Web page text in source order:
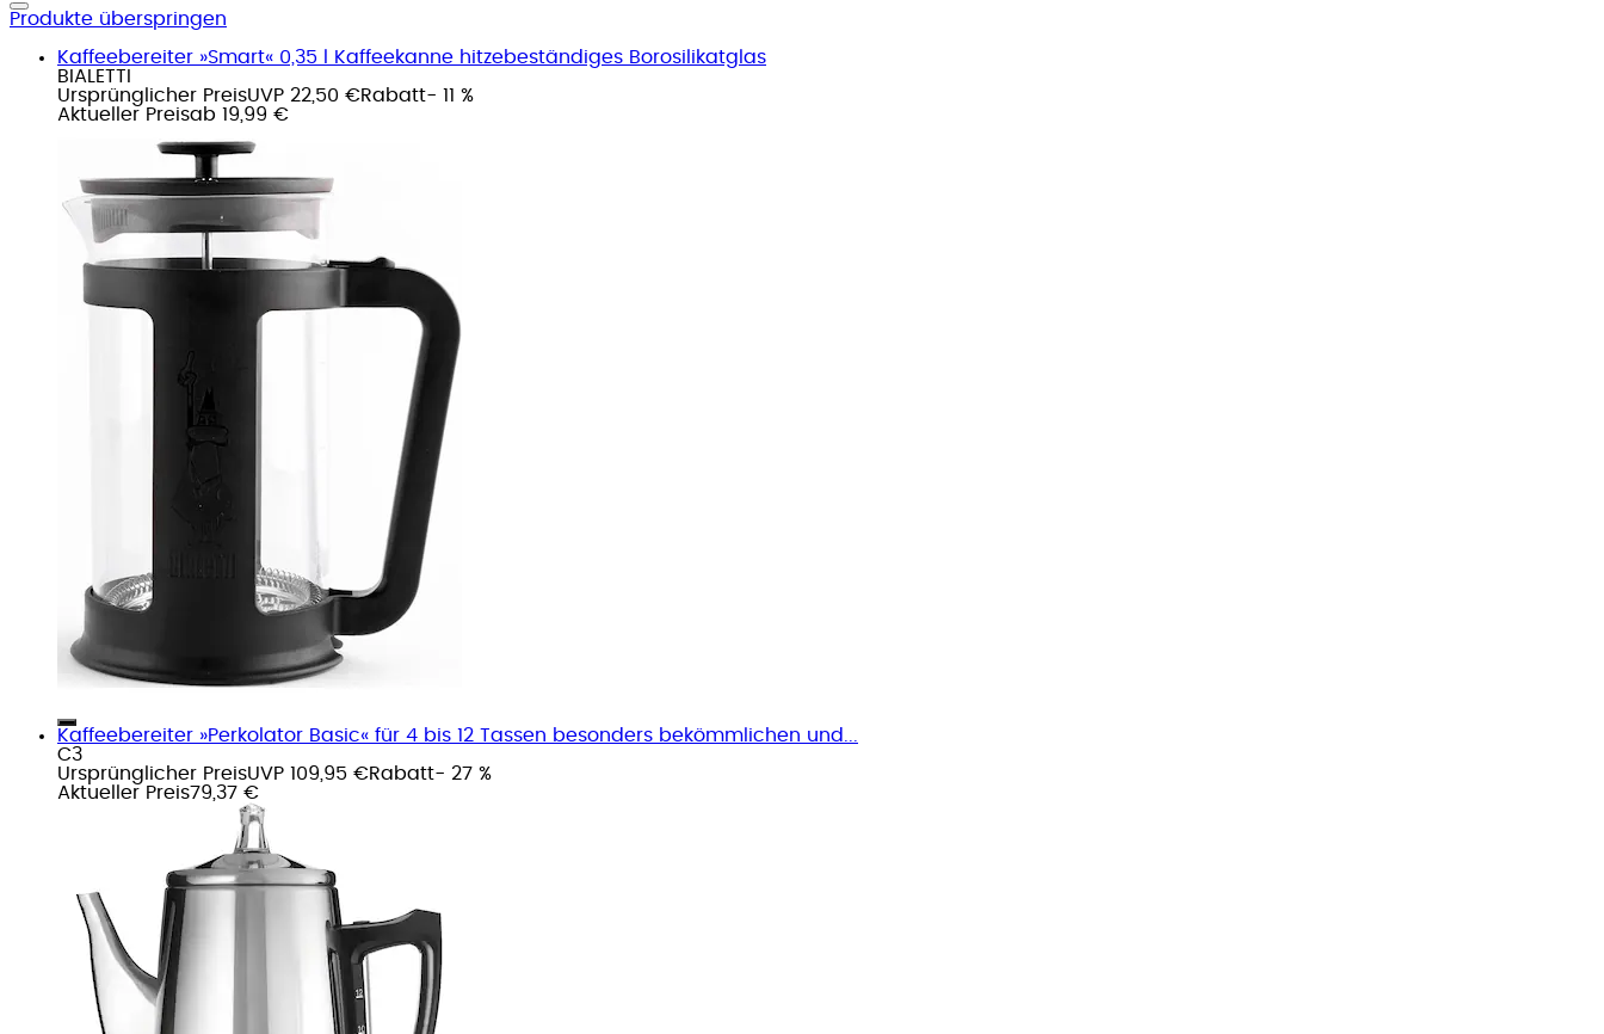
Produkte überspringen
Kaffeebereiter »Smart« 0,35 l Kaffeekanne hitzebeständiges Borosilikatglas
BIALETTI
Ursprünglicher PreisUVP 22,50 €Rabatt- 11 %
Aktueller Preisab 19,99 €
Kaffeebereiter »Perkolator Basic« für 4 bis 12 Tassen besonders bekömmlichen und...
C3
Ursprünglicher PreisUVP 109,95 €Rabatt- 27 %
Aktueller Preis79,37 €